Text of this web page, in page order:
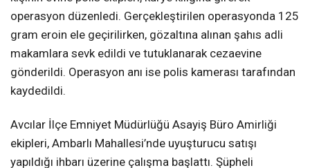
operasyon düzenledi. Gerçekleştirilen operasyonda 125
gram eroin ele geçirilirken, gözaltına alınan şahıs adli
makamlara sevk edildi ve tutuklanarak cezaevine
gönderildi. Operasyon anı ise polis kamerası tarafından
kaydedildi.
Avcılar İlçe Emniyet Müdürlüğü Asayiş Büro Amirliği
ekipleri, Ambarlı Mahallesi’nde uyuşturucu satışı
yapıldığı ihbarı üzerine çalışma başlattı. Şüpheli